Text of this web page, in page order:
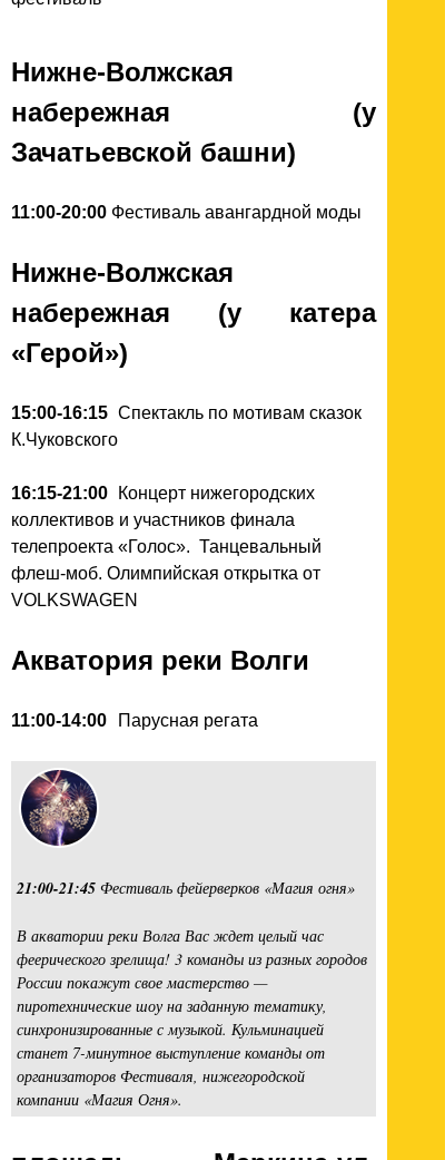
Нижне-Волжская
набережная (у
Зачатьевской башни)
11:00-20:00 Фестиваль авангардной моды
Нижне-Волжская
набережная (у катера
«Герой»)
15:00-16:15 Спектакль по мотивам сказок
К.Чуковского
16:15-21:00
Концерт нижегородских
коллективов и участников финала
телепроекта «Голос». Танцевальный
флеш-моб. Олимпийская открытка от
VOLKSWAGEN
Акватория реки Волги
11:00-14:00 Парусная регата
21:00-21:45 Фестиваль фейерверков «Магия огня»
В акватории реки Волга Вас ждет целый час
феерического зрелища! 3 команды из разных городов
России покажут свое мастерство —
пиротехнические шоу на заданную тематику,
синхронизированные с музыкой. Кульминацией
станет 7-минутное выступление команды от
организаторов Фестиваля, нижегородской
компании «Магия Огня».